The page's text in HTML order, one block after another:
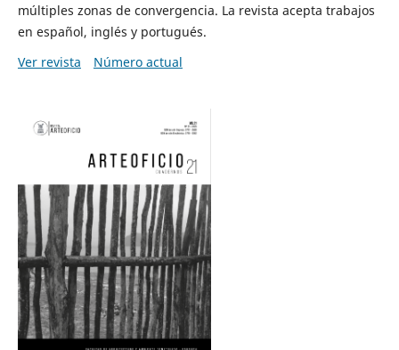
múltiples zonas de convergencia. La revista acepta trabajos
en español, inglés y portugués.
Ver revista
Número actual